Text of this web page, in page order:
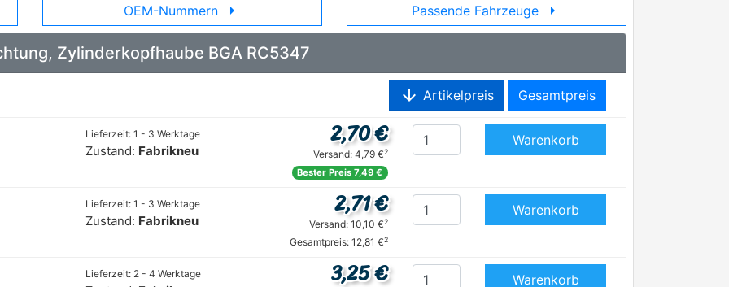
OEM-Nummern arrow_right Passende Fahrzeuge arrow_right
Zylinderkopfhaube BGA RC5347
arrow_downward Artikelpreis Gesamtpreis
Lieferzeit: 1 - 3 Werktage
Zustand: Fabrikneu
2,70 €
Versand: 4,79 €2
Bester Preis 7,49 €
Warenkorb
Lieferzeit: 1 - 3 Werktage
Zustand: Fabrikneu
2,71 €
Versand: 10,10 €2
Gesamtpreis: 12,81 €2
Warenkorb
Lieferzeit: 2 - 4 Werktage 3,25 € Warenkorb